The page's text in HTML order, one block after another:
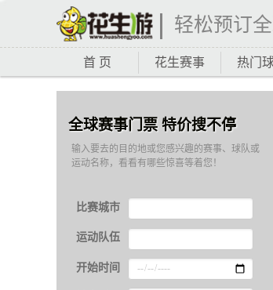
轻松预订
首 页 花生赛事 热门
全球赛事门票 特价搜不停
输入要去的目的地或您感兴趣的赛事、球队或
运动名称，看看有哪些惊喜等着您！
比赛城市
运动队伍
开始时间